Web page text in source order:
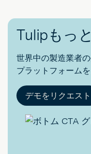
Tulipもっ
世界中の製造業者
プラットフォームを
デモをリクエスト